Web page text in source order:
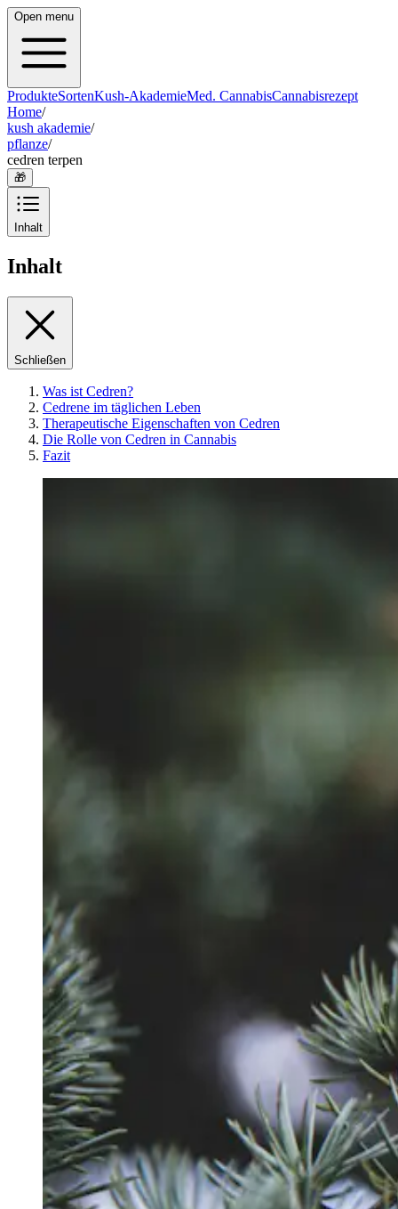
Open menu
ProdukteSortenKush-AkademieMed. CannabisCannabisrezept
Home/
kush akademie/
pflanze/
cedren terpen
🎁
Inhalt
Inhalt
Schließen
Was ist Cedren?
Cedrene im täglichen Leben
Therapeutische Eigenschaften von Cedren
Die Rolle von Cedren in Cannabis
Fazit